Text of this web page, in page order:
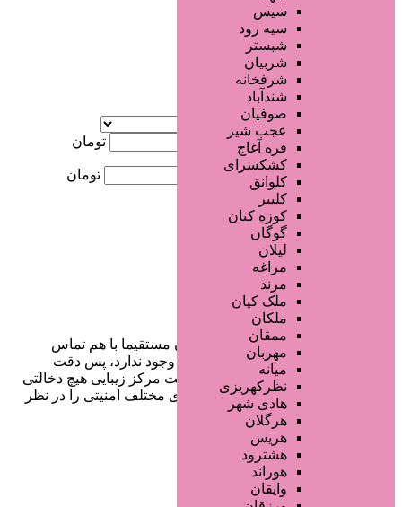
سیس
سیه رود
شبستر
شربیان
شرفخانه
شندآباد
صوفیان
عجب شیر
قره آغاج
کشکسرای
کلوانق
کلیبر
کوزه کنان
گوگان
لیلان
مراغه
مرند
ملک کیان
ملکان
ممقان
مهربان
میانه
نظرکهریزی
هادی شهر
هرگلان
هریس
هشترود
هوراند
وایقان
کمترین قیمت
تومان
بیشترین قیمت تومان
در سایت تبلیغاتی مرکز زیبایی کاربران مستقیما با هم تماس
می‌گیرند و هیچ واسطه‌ای در این میان وجود ندارد، پس دقت
فرمایید که در خرید و فروشِ شما سایت مرکز زیبایی هیچ دخالتی
نداشته و کاربران باید خودشان جنبه‌های مختلف امنیتی را در نظر
دسترسی سریع